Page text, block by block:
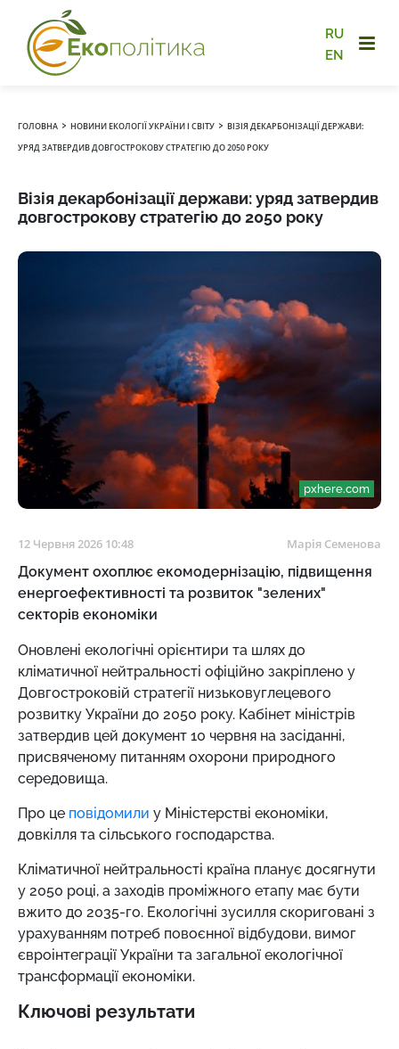
RU
EN
ГОЛОВНА › НОВИНИ ЕКОЛОГІЇ УКРАЇНИ І СВІТУ › ВІЗІЯ ДЕКАРБОНІЗАЦІЇ ДЕРЖАВИ:
УРЯД ЗАТВЕРДИВ ДОВГОСТРОКОВУ СТРАТЕГІЮ ДО 2050 РОКУ
Візія декарбонізації держави: уряд затвердив
довгострокову стратегію до 2050 року
pxhere.com
12 Червня 2026 10:48 Марія Семенова
Документ охоплює екомодернізацію, підвищення
енергоефективності та розвиток "зелених"
секторів економіки
Оновлені екологічні орієнтири та шлях до
кліматичної нейтральності офіційно закріплено у
Довгостроковій стратегії низьковуглецевого
розвитку України до 2050 року. Кабінет міністрів
затвердив цей документ 10 червня на засіданні,
присвяченому питанням охорони природного
середовища.
Про це повідомили у Міністерстві економіки,
довкілля та сільського господарства.
Кліматичної нейтральності країна планує досягнути
у 2050 році, а заходів проміжного етапу має бути
вжито до 2035-го. Екологічні зусилля скориговані з
урахуванням потреб повоєнної відбудови, вимог
євроінтеграції України та загальної екологічної
трансформації економіки.
Ключові результати